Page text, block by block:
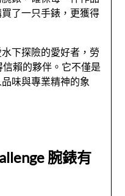
了一只手錶，更獲得
下探險的愛好者，勞
信賴的夥伴。它不僅是
味與專業精神的象
腕錶有